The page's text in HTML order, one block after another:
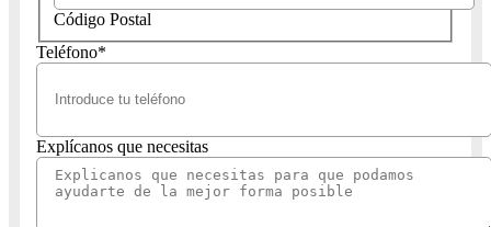
Código Postal
Teléfono*
Explícanos que necesitas